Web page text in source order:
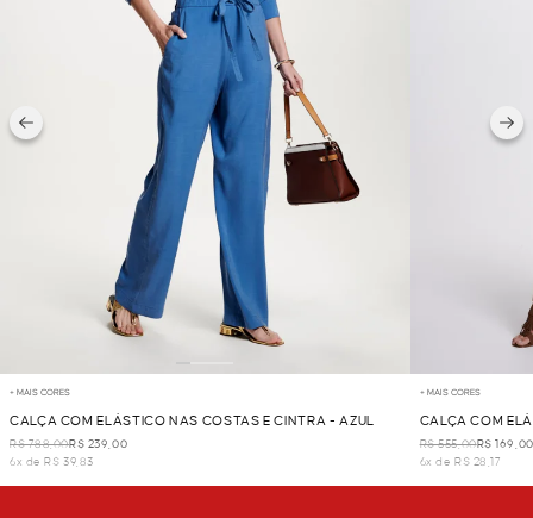
+ MAIS CORES
CALÇA COM ELÁSTICO NAS COSTAS E CINTRA - AZUL
R$ 788,00R$ 239,00
6x de R$ 39,83
+ MAIS CORES
CALÇA COM
R$ 555,00R$ 169,00
6x de R$ 28,17